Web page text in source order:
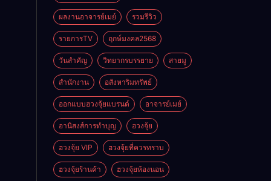
ผลงานอาจารย์เมย์ รวมรีวิว
รายการTV ฤกษ์มงคล2568
วันสำคัญ วิทยากรบรรยาย สายมู
สำนักงาน อสังหาริมทรัพย์
ออกแบบฮวงจุ้ยแบรนด์ อาจารย์เมย์
อานิสงส์การทำบุญ ฮวงจุ้ย
ฮวงจุ้ย VIP ฮวงจุ้ยที่ควรทราบ
ฮวงจุ้ยร้านค้า ฮวงจุ้ยห้องนอน